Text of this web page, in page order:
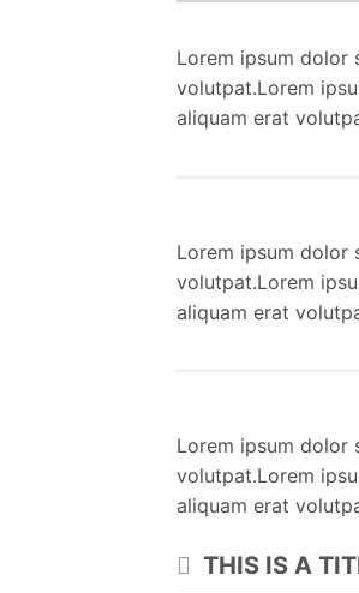
Lorem ipsum dolor
volutpat.Lorem
aliquam erat
Lorem ipsum dolor
volutpat.Lorem
aliquam erat
Lorem ipsum dolor
volutpat.Lorem
aliquam erat
THIS IS A